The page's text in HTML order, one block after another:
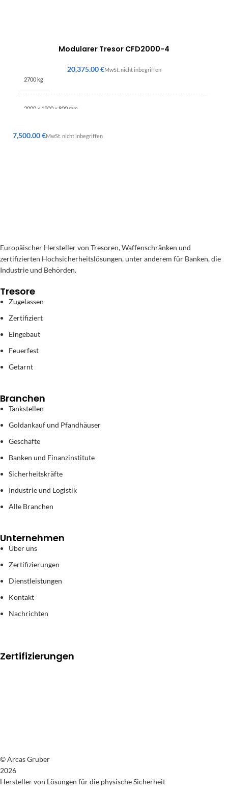
Modularer Tresor CFD2000-4
€
2700 kg
2000 × 1900 × 800 mm
€
Europäischer Hersteller von Tresoren, Waffenschränken und
zertifizierten Hochsicherheitslösungen, unter anderem für Banken, die
Industrie und Behörden.
Tresore
Zugelassen
Zertifiziert
Eingebaut
Feuerfest
Getarnt
Branchen
Tankstellen
Goldankauf und Pfandhäuser
Geschäfte
Banken und Finanzinstitute
Sicherheitskräfte
Industrie und Logistik
Alle Branchen
Unternehmen
Über uns
Zertifizierungen
Dienstleistungen
Kontakt
Nachrichten
Zertifizierungen
© Arcas Gruber
2026
Hersteller von Lösungen für die physische Sicherheit